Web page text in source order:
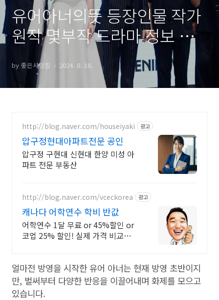
유어아너의뜻 등장인물 작가
원작 몇부작 드라마 정보 총
정리
by 좋은사람킴 2024. 8. 18.
http://blog.naver.com/houseiyaki 광고
압구정현대아파트전문 공인
압구정 구현대 신현대 한양 미성 아
파트 전문 부동산
http://blog.naver.com/vceckorea 광고
캐나다 어학연수 학비 반값
어학연수 1달 무료 or 45%할인 or
코업 25% 할인! 실제 가격 비교하기
등
얼마전 방영을 시작한 유어 아너는 현재 방영 초반이지
만, 벌써부터 다양한 반응을 이끌어내며 화제를 모으고
있습니다.